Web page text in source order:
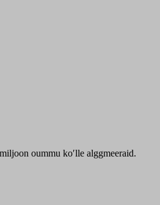
miljoon oummu koʹlle alggmeeraid.